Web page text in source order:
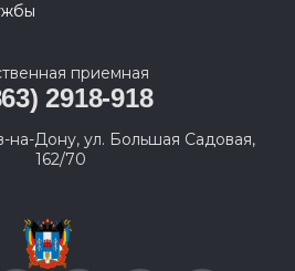
приемная
2918-918
на-Дону, ул. Большая Садовая,
162/70